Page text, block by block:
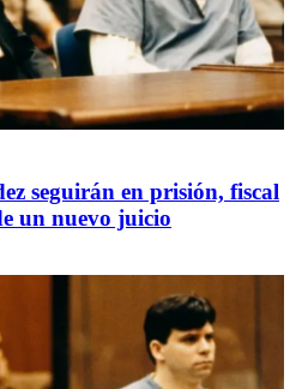
seguirán en prisión, fiscal
un nuevo juicio